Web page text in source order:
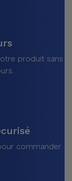
produit sans
commander